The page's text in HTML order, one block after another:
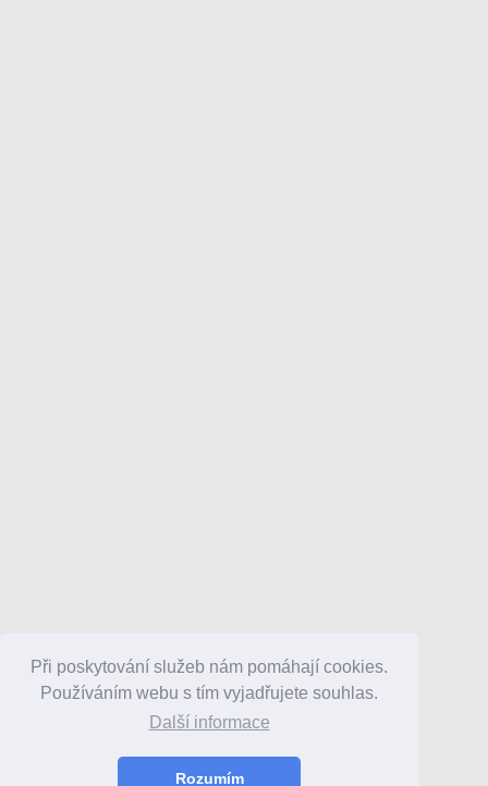
Při poskytování služeb nám pomáhají cookies.
Používáním webu s tím vyjadřujete souhlas.
Další informace
Rozumím